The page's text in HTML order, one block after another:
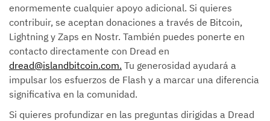
enormemente cualquier apoyo adicional. Si quieres
contribuir, se aceptan donaciones a través de Bitcoin,
Lightning y Zaps en Nostr. También puedes ponerte en
contacto directamente con Dread en
dread@islandbitcoin.com. Tu generosidad ayudará a
impulsar los esfuerzos de Flash y a marcar una diferencia
significativa en la comunidad.
Si quieres profundizar en las preguntas dirigidas a Dread